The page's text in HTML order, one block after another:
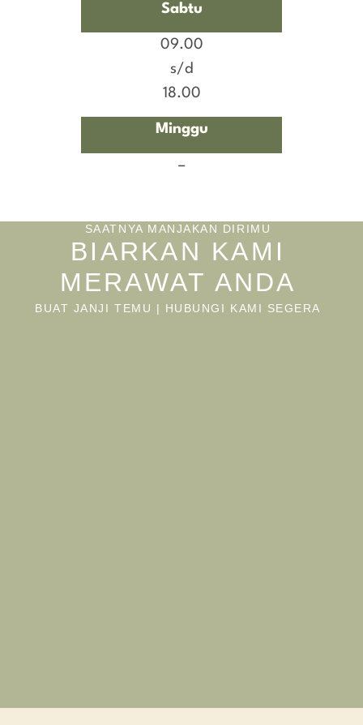
Sabtu
09.00
s/d
18.00
Minggu
–
SAATNYA MANJAKAN DIRIMU
BIARKAN KAMI
MERAWAT ANDA
BUAT JANJI TEMU | HUBUNGI KAMI SEGERA